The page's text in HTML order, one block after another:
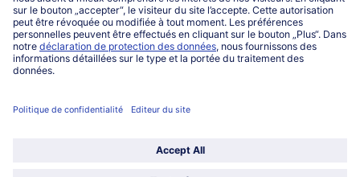
Service
Qui sommes-nous?